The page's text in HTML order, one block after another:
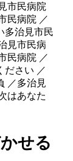
市民病院
民病院 ／
多治見市民
見市民病
民病院 ／
ださい ／
／多治見
はあなた
せる